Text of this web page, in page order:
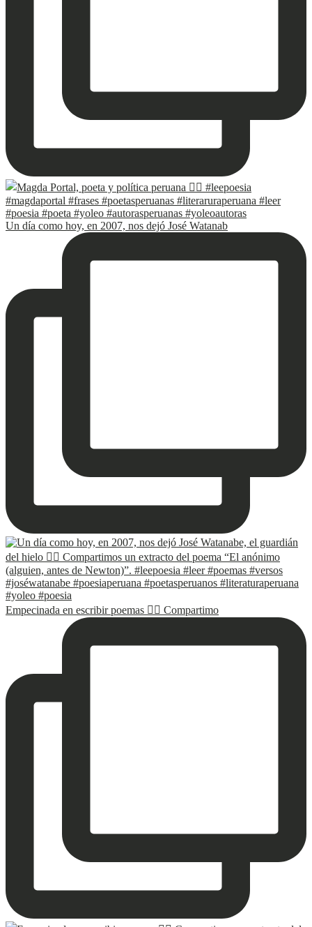
Un día como hoy, en 2007, nos dejó José Watanab
Empecinada en escribir poemas ✍🏽 Compartimo